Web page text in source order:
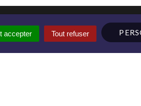
accepter Tout refuser
MONTFORT